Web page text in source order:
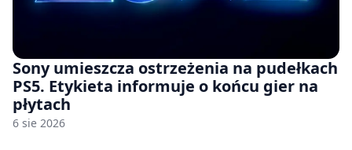
Sony umieszcza ostrzeżenia na pudełkach
PS5. Etykieta informuje o końcu gier na
płytach
6 sie 2026